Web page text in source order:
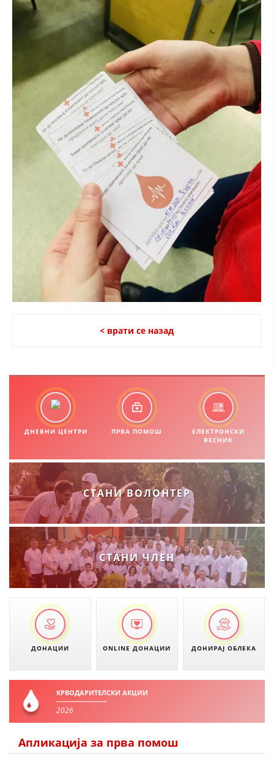
СТРАТЕГИИ
ЕДУКАТИВНО ИНФОРМАТИВНИ МАТЕРИЈАЛИ
БРОШУРИ
ПОСТЕРИ
ПРЕЗЕНТАЦИИ
< врати се назад
ДНЕВНИ ЦЕНТРИ ПРВА ПОМОШ
ЕЛЕКТРОНСКИ
ВЕСНИК
СТАНИ ВОЛОНТЕР
СТАНИ ЧЛЕН
ДОНАЦИИ ONLINE ДОНАЦИИ ДОНИРАЈ ОБЛЕКА
КРВОДАРИТЕЛСКИ АКЦИИ
2026
Апликација за прва помош